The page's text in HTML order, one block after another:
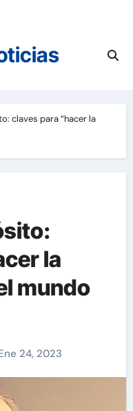
claves para “hacer la
la
mundo
24, 2023